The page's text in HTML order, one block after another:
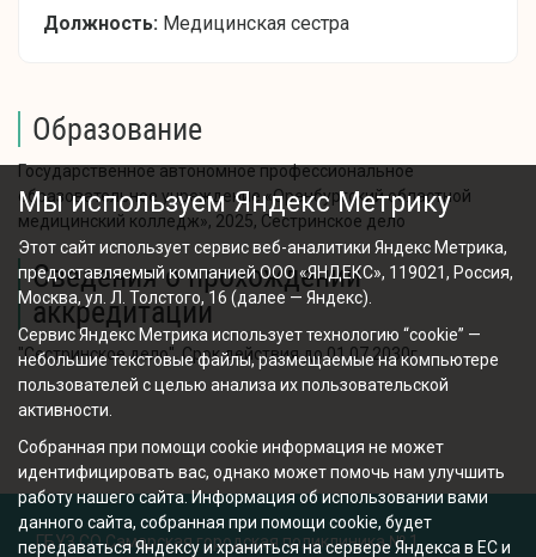
Должность: Медицинская сестра
Образование
Государственное автономное профессиональное
образовательное учреждение «Оренбургский областной
медицинский колледж», 2025, Сестринское дело
Сведения о прохождении
аккредитации
"Сестринское дело". Срок действия до 01.07.2030г.
ГБУЗ СО Самарская городская поликлиника № 1
Мы используем Яндекс Метрику
Этот сайт использует сервис веб-аналитики Яндекс Метрика,
предоставляемый компанией ООО «ЯНДЕКС», 119021, Россия,
Москва, ул. Л. Толстого, 16 (далее — Яндекс).
Сервис Яндекс Метрика использует технологию “cookie” —
небольшие текстовые файлы, размещаемые на компьютере
пользователей с целью анализа их пользовательской
активности.
Собранная при помощи cookie информация не может
идентифицировать вас, однако может помочь нам улучшить
работу нашего сайта. Информация об использовании вами
данного сайта, собранная при помощи cookie, будет
передаваться Яндексу и храниться на сервере Яндекса в ЕС и